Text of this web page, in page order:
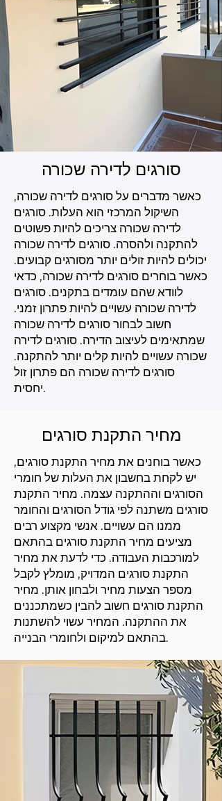
סורגים לדירה שכורה
כאשר מדברים על סורגים לדירה שכורה,
השיקול המרכזי הוא העלות. סורגים
לדירה שכורה צריכים להיות פשוטים
להתקנה ולהסרה. סורגים לדירה שכורה
יכולים להיות זולים יותר מסורגים קבועים.
כאשר בוחרים סורגים לדירה שכורה, כדאי
לוודא שהם עומדים בתקנים. סורגים
לדירה שכורה עשויים להיות פתרון זמני.
חשוב לבחור סורגים לדירה שכורה
שמתאימים לעיצוב הדירה. סורגים לדירה
שכורה עשויים להיות קלים יותר להתקנה.
סורגים לדירה שכורה הם פתרון זול
יחסית.
מחיר התקנת סורגים
כאשר בוחנים את מחיר התקנת סורגים,
יש לקחת בחשבון את העלות של חומרי
הסורגים וההתקנה עצמה. מחיר התקנת
סורגים משתנה לפי גודל הסורגים והחומר
ממנו הם עשויים. אנשי מקצוע רבים
מציעים מחיר התקנת סורגים בהתאם
למורכבות העבודה. כדי לדעת את מחיר
התקנת סורגים המדויק, מומלץ לקבל
מספר הצעות מחיר ולבחון אותן. מחיר
התקנת סורגים חשוב להבין כשמתכננים
את ההתקנה. המחיר עשוי להשתנות
בהתאם למיקום ולחומרי הבנייה.